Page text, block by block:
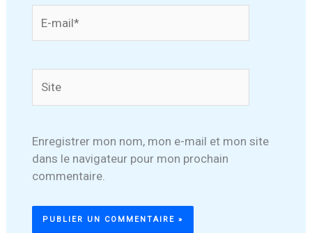
mail*
Enregistrer mon nom, mon e-mail et mon site
dans le navigateur pour mon prochain
commentaire.